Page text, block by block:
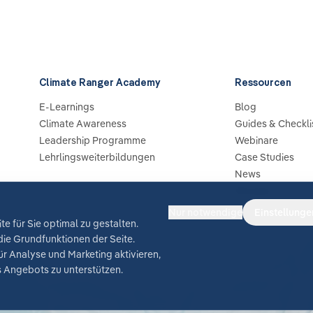
Climate Ranger Academy
E-Learnings
Climate Awareness
Leadership Programme
Lehrlingsweiterbildungen
Ressourcen
Blog
Guides &
Webinare
Case Studies
News
für Sie optimal zu gestalten.
Grundfunktionen der Seite.
Analyse und Marketing aktivieren,
Angebots zu unterstützen.